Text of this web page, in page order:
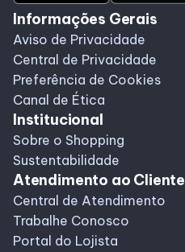
Informações Gerais
Aviso de Privacidade
Central de Privacidade
Preferência de Cookies
Canal de Ética
Institucional
Sobre o Shopping
Sustentabilidade
Atendimento ao Cliente
Central de Atendimento
Trabalhe Conosco
Portal do Lojista